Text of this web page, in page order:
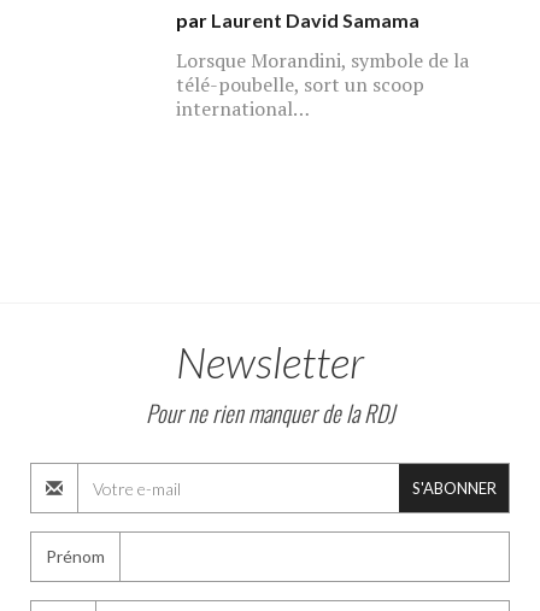
par Laurent David Samama
Lorsque Morandini, symbole de la
télé-poubelle, sort un scoop
international…
Newsletter
Pour ne rien manquer de la RDJ
S'ABONNER
Prénom